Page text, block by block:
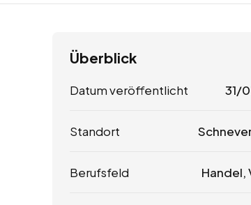
Überblick
Datum veröffentlicht 31/
Standort
Berufsfeld Handel,